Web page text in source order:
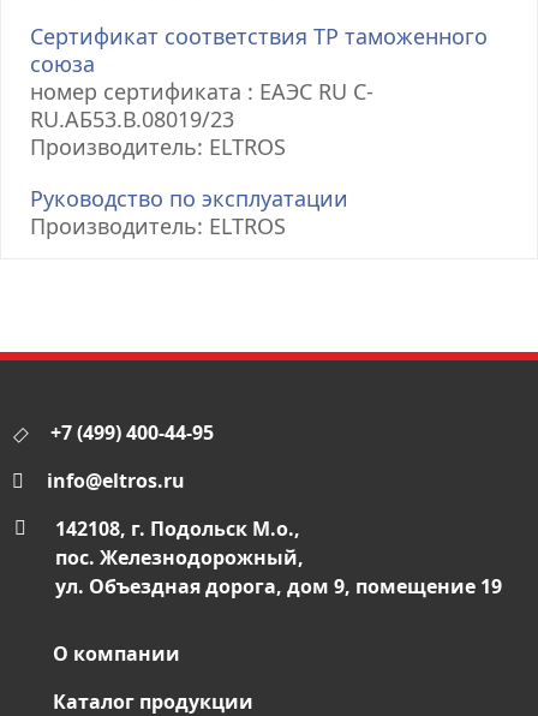
Сертификат соответствия ТР таможенного
союза
номер сертификата : ЕАЭС RU С-
RU.АБ53.В.08019/23
Производитель: ELTROS
Руководство по эксплуатации
Производитель: ELTROS
+7 (499) 400-44-95
info@eltros.ru
142108, г. Подольск М.о.,
пос. Железнодорожный,
ул. Объездная дорога, дом 9, помещение 19
О компании
Каталог продукции